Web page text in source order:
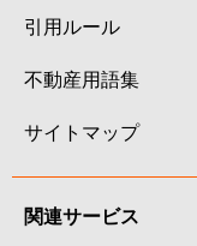
引用ルール
不動産用語集
サイトマップ
関連サービス